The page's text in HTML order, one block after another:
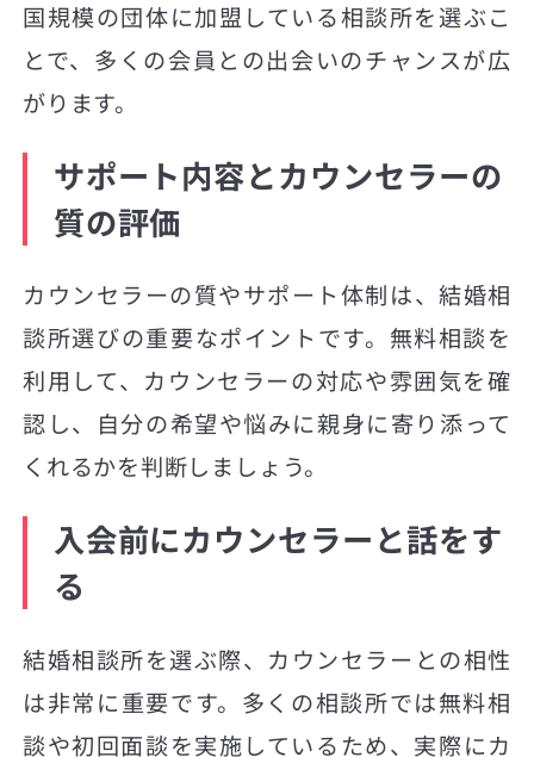
国規模の団体に加盟している相談所を選ぶこ
とで、多くの会員との出会いのチャンスが広
がります。
サポート内容とカウンセラーの
質の評価
カウンセラーの質やサポート体制は、結婚相
談所選びの重要なポイントです。無料相談を
利用して、カウンセラーの対応や雰囲気を確
認し、自分の希望や悩みに親身に寄り添って
くれるかを判断しましょう。
入会前にカウンセラーと話をす
る
結婚相談所を選ぶ際、カウンセラーとの相性
は非常に重要です。多くの相談所では無料相
談や初回面談を実施しているため、実際にカ